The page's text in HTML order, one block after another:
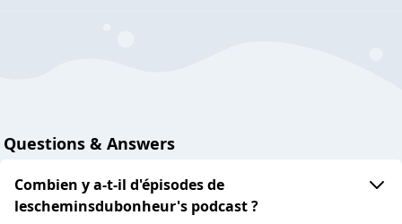
Questions & Answers
Combien y a-t-il d'épisodes de
lescheminsdubonheur's podcast ?